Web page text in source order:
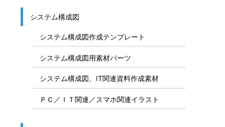
システム構成図
システム構成図作成テンプレート
システム構成図用素材パーツ
システム構成図、IT関連資料作成素材
ＰＣ／ＩＴ関連／スマホ関連イラスト